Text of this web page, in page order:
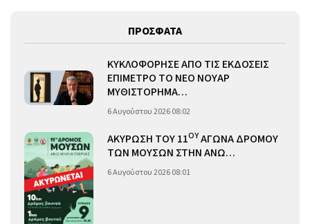
ΠΡΟΣΦΑΤΑ
ΚΥΚΛΟΦΟΡΗΣΕ ΑΠΟ ΤΙΣ ΕΚΔΟΣΕΙΣ
ΕΠΙΜΕΤΡΟ ΤΟ ΝΕΟ ΝΟΥΑΡ
ΜΥΘΙΣΤΟΡΗΜΑ…
6 Αυγούστου 2026 08:02
ΑΚΥΡΩΣΗ ΤΟΥ 11ΟΥΑΓΩΝΑ ΔΡΟΜΟΥ
ΤΩΝ ΜΟΥΣΩΝ ΣΤΗΝ ΑΝΩ…
6 Αυγούστου 2026 08:01